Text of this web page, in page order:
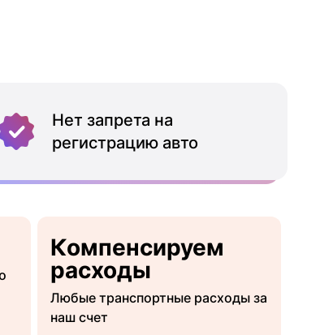
Нет запрета на
регистрацию авто
Компенсируем
расходы
Любые транспортные расходы за
наш счет